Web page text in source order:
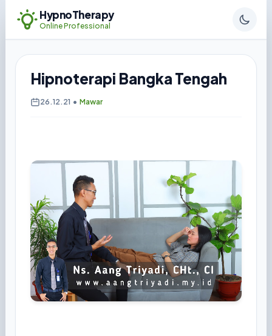
HypnoTherapy
Online Professional
Hipnoterapi Bangka Tengah
26.12.21 • Mawar